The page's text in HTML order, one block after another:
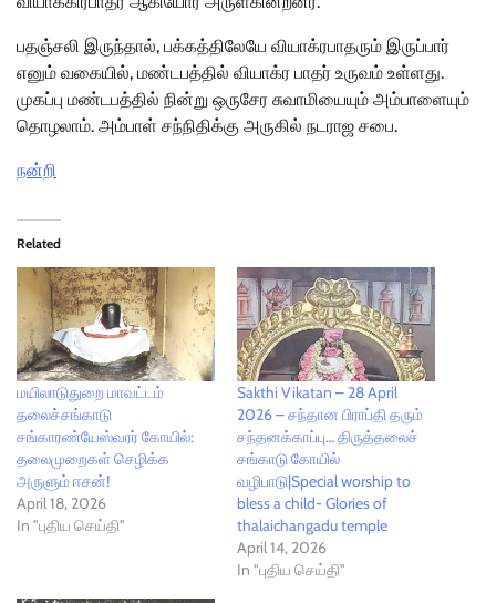
பதஞ்சலி இருந்தால், பக்கத்திலேயே வியாக்ரபாதரும் இருப்பார்
எனும் வகையில், மண்டபத்தில் வியாக்ர பாதர் உருவம் உள்ளது.
முகப்பு மண்டபத்தில் நின்று ஒருசேர சுவாமியையும் அம்பாளையும்
தொழலாம். அம்பாள் சந்நிதிக்கு அருகில் நடராஜ சபை.
நன்றி
Related
மயிலாடுதுறை மாவட்டம்
தலைச்சங்காடு
சங்காரண்யேஸ்வரர் கோயில்:
தலைமுறைகள் செழிக்க
அருளும் ஈசன்!
April 18, 2026
In "புதிய செய்தி"
Sakthi Vikatan – 28 April
2026 – சந்தான பிராப்தி தரும்
சந்தனக்காப்பு… திருத்தலைச்
சங்காடு கோயில்
வழிபாடு|Special worship to
bless a child- Glories of
thalaichangadu temple
April 14, 2026
In "புதிய செய்தி"